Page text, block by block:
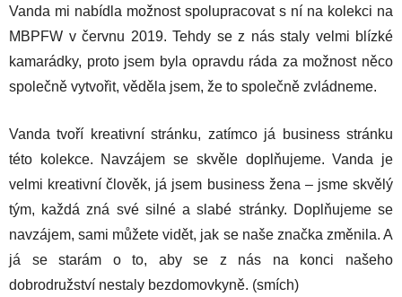
Vanda mi nabídla možnost spolupracovat s ní na kolekci na
MBPFW v červnu 2019. Tehdy se z nás staly velmi blízké
kamarádky, proto jsem byla opravdu ráda za možnost něco
společně vytvořit, věděla jsem, že to společně zvládneme.
Vanda tvoří kreativní stránku, zatímco já business stránku
této kolekce. Navzájem se skvěle doplňujeme. Vanda je
velmi kreativní člověk, já jsem business žena – jsme skvělý
tým, každá zná své silné a slabé stránky. Doplňujeme se
navzájem, sami můžete vidět, jak se naše značka změnila. A
já se starám o to, aby se z nás na konci našeho
dobrodružství nestaly bezdomovkyně. (smích)